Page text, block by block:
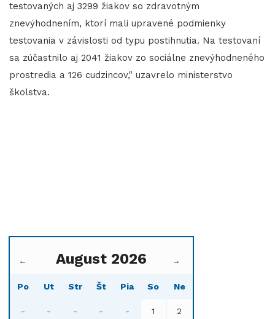
testovaných aj 3299 žiakov so zdravotným
znevýhodnením, ktorí mali upravené podmienky
testovania v závislosti od typu postihnutia. Na testovaní
sa zúčastnilo aj 2041 žiakov zo sociálne znevýhodneného
prostredia a 126 cudzincov," uzavrelo ministerstvo
školstva.
← August 2026 →
Po Ut Str Št Pia So Ne
- - - - - 1 2